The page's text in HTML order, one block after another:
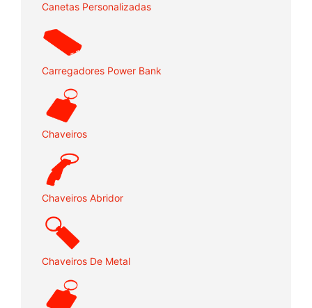
Canetas Personalizadas
Carregadores Power Bank
Chaveiros
Chaveiros Abridor
Chaveiros De Metal